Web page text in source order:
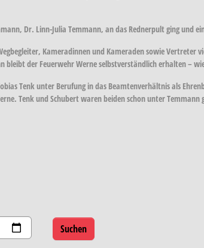
Dr. Linn-Julia Temmann, an das Rednerpult ging und
Kameradinnen und Kameraden sowie
bleibt der Feuerwehr Werne selbstverständlich erhalten –
Tenk unter Berufung in das Beamtenverhältnis als
Tenk und Schubert waren beiden schon unter